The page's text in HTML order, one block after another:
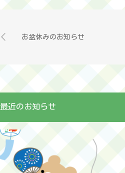
お盆休みのお知らせ
最近のお知らせ